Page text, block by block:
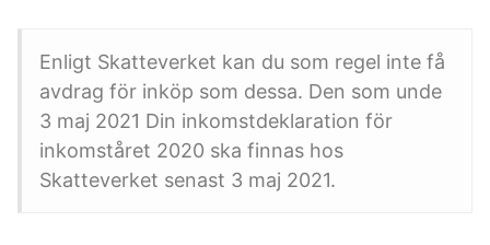
Enligt Skatteverket kan du som regel inte få
avdrag för inköp som dessa. Den som unde
3 maj 2021 Din inkomstdeklaration för
inkomståret 2020 ska finnas hos
Skatteverket senast 3 maj 2021.